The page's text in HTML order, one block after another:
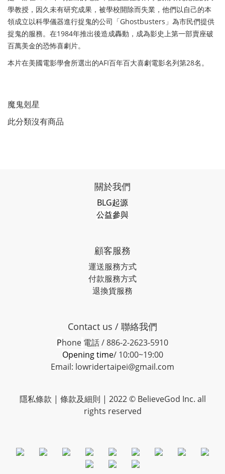
學教授，因久未有研究成果，被學校開除而失業，他們以自己的本
領成立以科學儀器進行捉鬼的公司「Ghostbusters」為市民們提供
捉鬼的服務。在1984年推出後造成轟動，成為影史上第一部賣座破
百萬美金的恐怖喜劇片。
本片在美國電影學會所選出的AFI百年百大喜劇電影名列第28名。
魔鬼剋星
此分類沒有商品
關於我們
BLG起源
公益參與
顧客服務
運送服務方式
付款服務方式
退換貨服務
Contact us / 聯絡我們
Phone 電話 / 886-2-2623-5910
Opening time/ 10:00~19:00
Email: lowridertaipei@gmail.com
隱私條款 | 條款及細則 | 2022 © BelieveGod Inc. all
rights reserved